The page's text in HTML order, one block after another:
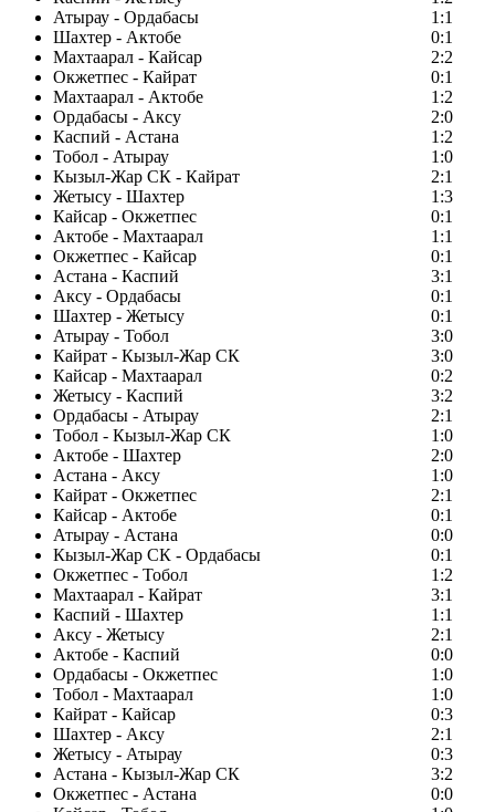
Атырау - Ордабасы
1:1
Шахтер - Актобе
0:1
Махтаарал - Кайсар
2:2
Окжетпес - Кайрат
0:1
Махтаарал - Актобе
1:2
Ордабасы - Аксу
2:0
Каспий - Астана
1:2
Тобол - Атырау
1:0
Кызыл-Жар СК - Кайрат
2:1
Жетысу - Шахтер
1:3
Кайсар - Окжетпес
0:1
Актобе - Махтаарал
1:1
Окжетпес - Кайсар
0:1
Астана - Каспий
3:1
Аксу - Ордабасы
0:1
Шахтер - Жетысу
0:1
Атырау - Тобол
3:0
Кайрат - Кызыл-Жар СК
3:0
Кайсар - Махтаарал
0:2
Жетысу - Каспий
3:2
Ордабасы - Атырау
2:1
Тобол - Кызыл-Жар СК
1:0
Актобе - Шахтер
2:0
Астана - Аксу
1:0
Кайрат - Окжетпес
2:1
Кайсар - Актобе
0:1
Атырау - Астана
0:0
Кызыл-Жар СК - Ордабасы
0:1
Окжетпес - Тобол
1:2
Махтаарал - Кайрат
3:1
Каспий - Шахтер
1:1
Аксу - Жетысу
2:1
Актобе - Каспий
0:0
Ордабасы - Окжетпес
1:0
Тобол - Махтаарал
1:0
Кайрат - Кайсар
0:3
Шахтер - Аксу
2:1
Жетысу - Атырау
0:3
Астана - Кызыл-Жар СК
3:2
Окжетпес - Астана
0:0